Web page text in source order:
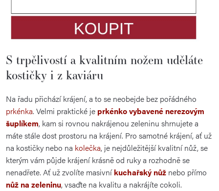
S trpělivostí a kvalitním nožem uděláte
kostičky i z kaviáru
Na řadu přichází krájení, a to se neobejde bez pořádného
prkénka. Velmi praktické je prkénko vybavené nerezovým
šuplíkem, kam si rovnou nakrájenou zeleninu shrnujete a
máte stále dost prostoru na krájení. Pro samotné krájení, ať už
na kostičky nebo na kolečka, je nejdůležitější kvalitní nůž, se
kterým vám půjde krájení krásně od ruky a rozhodně se
nenadřete. Ať už zvolíte masivníkuchařský nůž nebo přímo
nůž na zeleninu, vsaďte na kvalitu a nakrájíte cokoli.